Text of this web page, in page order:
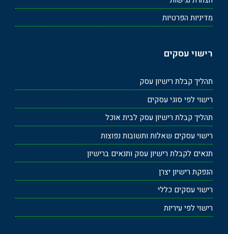
מדיניות הפרטיות
רישוי עסקים
תהליך קבלת רישיון עסק
רישוי לפי סוגי עסקים
תהליך קבלת רישיון עסק לבית אוכל
רישוי עסקים שאלות ותשובות נפוצות
תנאים לקבלת רישיון עסק ותנאים ברישיון
הנפקת רישיון יצרן
רישוי עסקים כללי
רישוי לפי עיריות